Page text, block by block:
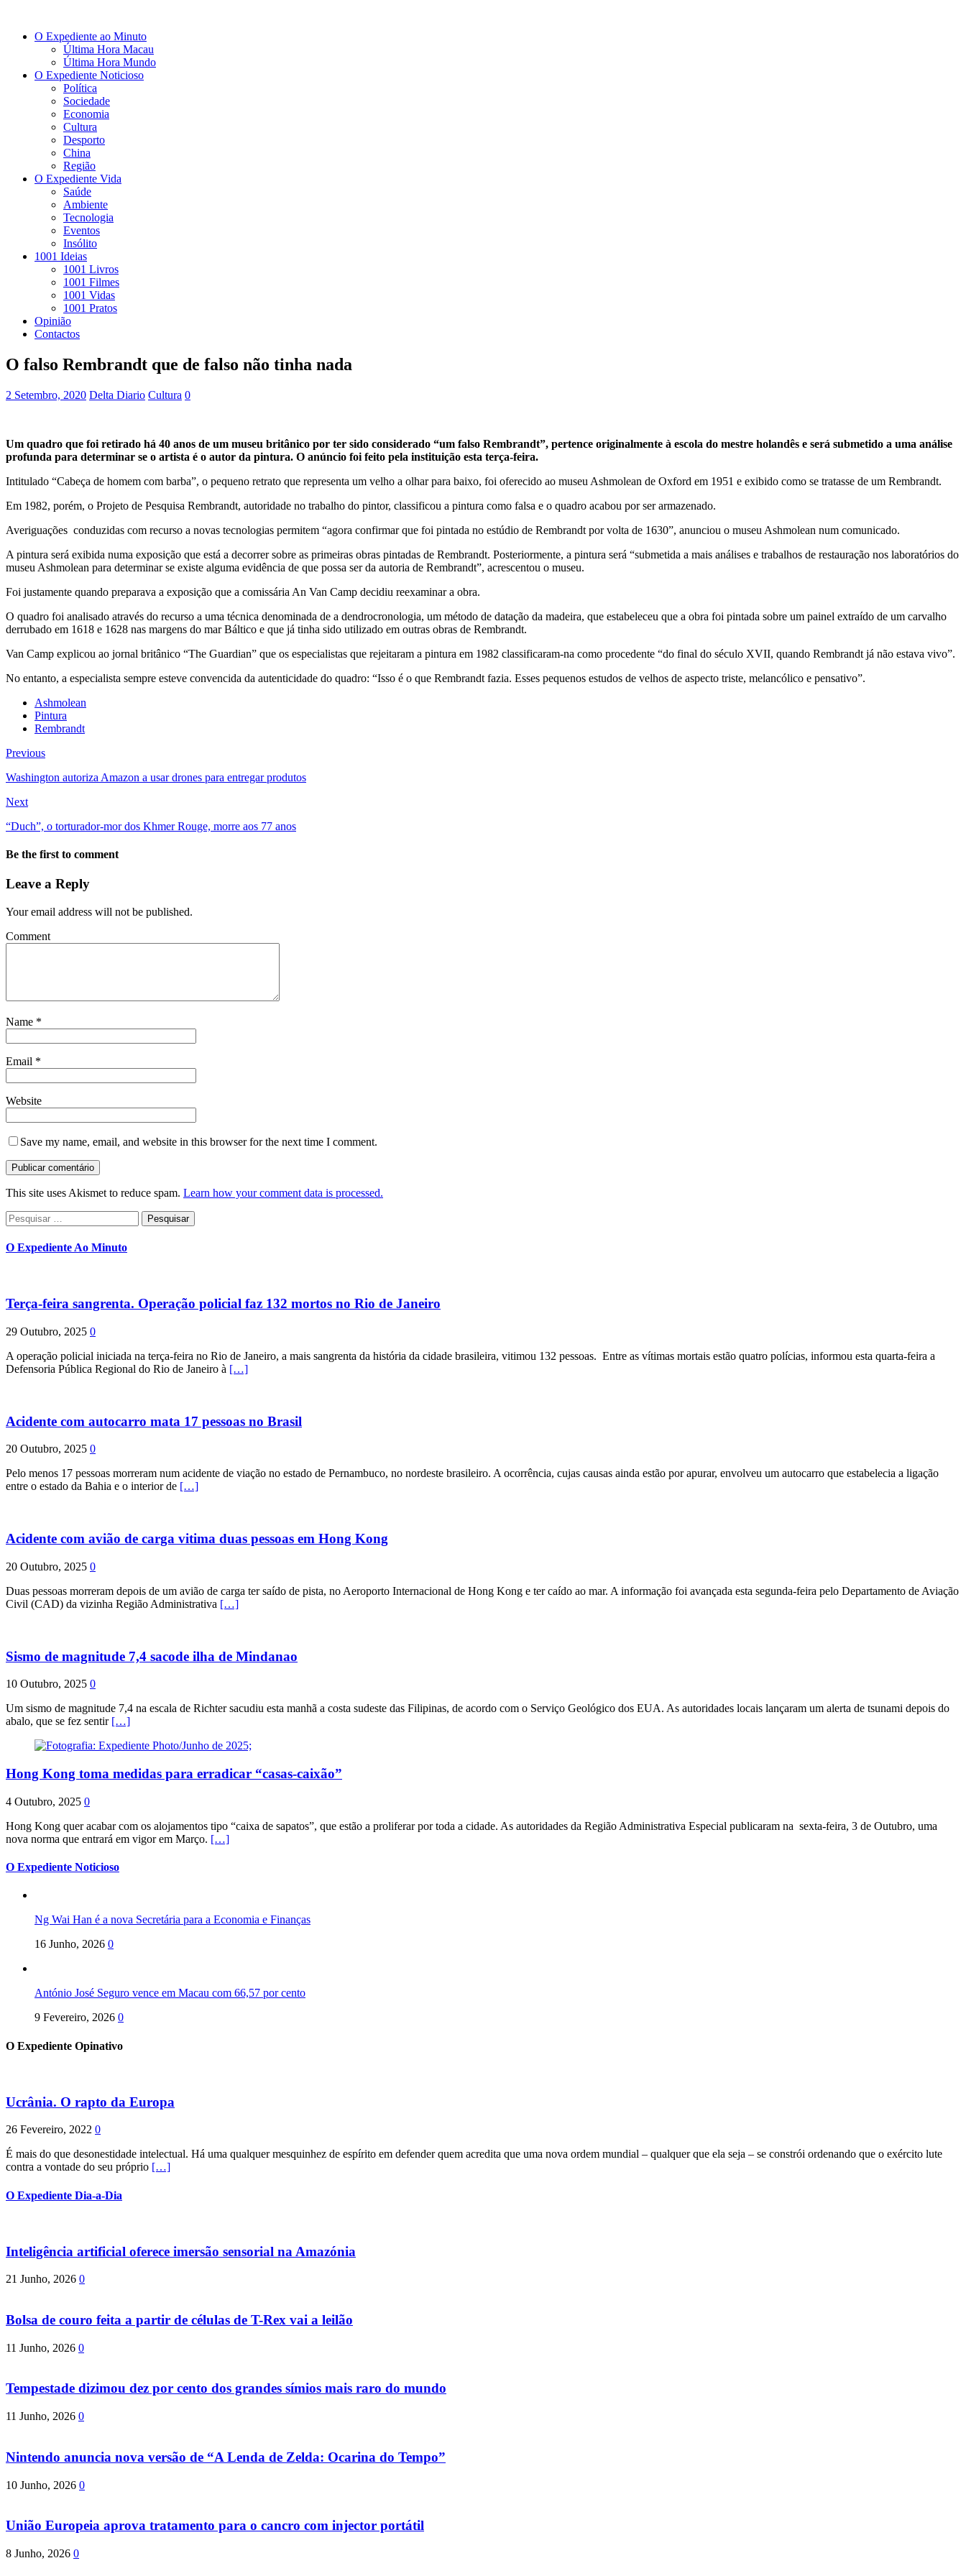
O Expediente ao Minuto
Última Hora Macau
Última Hora Mundo
O Expediente Noticioso
Política
Sociedade
Economia
Cultura
Desporto
China
Região
O Expediente Vida
Saúde
Ambiente
Tecnologia
Eventos
Insólito
1001 Ideias
1001 Livros
1001 Filmes
1001 Vidas
1001 Pratos
Opinião
Contactos
O falso Rembrandt que de falso não tinha nada
2 Setembro, 2020 Delta Diario Cultura 0
Um quadro que foi retirado há 40 anos de um museu britânico por ter sido considerado “um falso Rembrandt”, pertence originalmente à escola do mestre holandês e será submetido a uma análise
profunda para determinar se o artista é o autor da pintura. O anúncio foi feito pela instituição esta terça-feira.
Intitulado “Cabeça de homem com barba”, o pequeno retrato que representa um velho a olhar para baixo, foi oferecido ao museu Ashmolean de Oxford em 1951 e exibido como se tratasse de um Rembrandt.
Em 1982, porém, o Projeto de Pesquisa Rembrandt, autoridade no trabalho do pintor, classificou a pintura como falsa e o quadro acabou por ser armazenado.
Averiguações conduzidas com recurso a novas tecnologias permitem “agora confirmar que foi pintada no estúdio de Rembrandt por volta de 1630”, anunciou o museu Ashmolean num comunicado.
A pintura será exibida numa exposição que está a decorrer sobre as primeiras obras pintadas de Rembrandt. Posteriormente, a pintura será “submetida a mais análises e trabalhos de restauração nos laboratórios do
museu Ashmolean para determinar se existe alguma evidência de que possa ser da autoria de Rembrandt”, acrescentou o museu.
Foi justamente quando preparava a exposição que a comissária An Van Camp decidiu reexaminar a obra.
O quadro foi analisado através do recurso a uma técnica denominada de a dendrocronologia, um método de datação da madeira, que estabeleceu que a obra foi pintada sobre um painel extraído de um carvalho
derrubado em 1618 e 1628 nas margens do mar Báltico e que já tinha sido utilizado em outras obras de Rembrandt.
Van Camp explicou ao jornal britânico “The Guardian” que os especialistas que rejeitaram a pintura em 1982 classificaram-na como procedente “do final do século XVII, quando Rembrandt já não estava vivo”.
No entanto, a especialista sempre esteve convencida da autenticidade do quadro: “Isso é o que Rembrandt fazia. Esses pequenos estudos de velhos de aspecto triste, melancólico e pensativo”.
Ashmolean
Pintura
Rembrandt
Previous
Washington autoriza Amazon a usar drones para entregar produtos
Next
“Duch”, o torturador-mor dos Khmer Rouge, morre aos 77 anos
Be the first to comment
Leave a Reply
Your email address will not be published.
Comment
Name *
Email *
Website
Save my name, email, and website in this browser for the next time I comment.
This site uses Akismet to reduce spam. Learn how your comment data is processed.
Pesquisar
por:
O Expediente Ao Minuto
Terça-feira sangrenta. Operação policial faz 132 mortos no Rio de Janeiro
29 Outubro, 2025 0
A operação policial iniciada na terça-feira no Rio de Janeiro, a mais sangrenta da história da cidade brasileira, vitimou 132 pessoas. Entre as vítimas mortais estão quatro polícias, informou esta quarta-feira a
Defensoria Pública Regional do Rio de Janeiro à […]
Acidente com autocarro mata 17 pessoas no Brasil
20 Outubro, 2025 0
Pelo menos 17 pessoas morreram num acidente de viação no estado de Pernambuco, no nordeste brasileiro. A ocorrência, cujas causas ainda estão por apurar, envolveu um autocarro que estabelecia a ligação
entre o estado da Bahia e o interior de […]
Acidente com avião de carga vitima duas pessoas em Hong Kong
20 Outubro, 2025 0
Duas pessoas morreram depois de um avião de carga ter saído de pista, no Aeroporto Internacional de Hong Kong e ter caído ao mar. A informação foi avançada esta segunda-feira pelo Departamento de Aviação
Civil (CAD) da vizinha Região Administrativa […]
Sismo de magnitude 7,4 sacode ilha de Mindanao
10 Outubro, 2025 0
Um sismo de magnitude 7,4 na escala de Richter sacudiu esta manhã a costa sudeste das Filipinas, de acordo com o Serviço Geológico dos EUA. As autoridades locais lançaram um alerta de tsunami depois do
abalo, que se fez sentir […]
Hong Kong toma medidas para erradicar “casas-caixão”
4 Outubro, 2025 0
Hong Kong quer acabar com os alojamentos tipo “caixa de sapatos”, que estão a proliferar por toda a cidade. As autoridades da Região Administrativa Especial publicaram na sexta-feira, 3 de Outubro, uma
nova norma que entrará em vigor em Março. […]
O Expediente Noticioso
Ng Wai Han é a nova Secretária para a Economia e Finanças
16 Junho, 2026 0
António José Seguro vence em Macau com 66,57 por cento
9 Fevereiro, 2026 0
O Expediente Opinativo
Ucrânia. O rapto da Europa
26 Fevereiro, 2022 0
É mais do que desonestidade intelectual. Há uma qualquer mesquinhez de espírito em defender quem acredita que uma nova ordem mundial – qualquer que ela seja – se constrói ordenando que o exército lute
contra a vontade do seu próprio […]
O Expediente Dia-a-Dia
Inteligência artificial oferece imersão sensorial na Amazónia
21 Junho, 2026 0
Bolsa de couro feita a partir de células de T-Rex vai a leilão
11 Junho, 2026 0
Tempestade dizimou dez por cento dos grandes símios mais raro do mundo
11 Junho, 2026 0
Nintendo anuncia nova versão de “A Lenda de Zelda: Ocarina do Tempo”
10 Junho, 2026 0
União Europeia aprova tratamento para o cancro com injector portátil
8 Junho, 2026 0